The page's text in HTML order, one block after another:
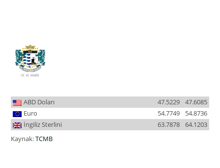
ABD Doları 47.6085
47.5229
Euro
54.8736
54.7749
İngiliz Sterlini
64.1203
63.7878
Kaynak:TCMB